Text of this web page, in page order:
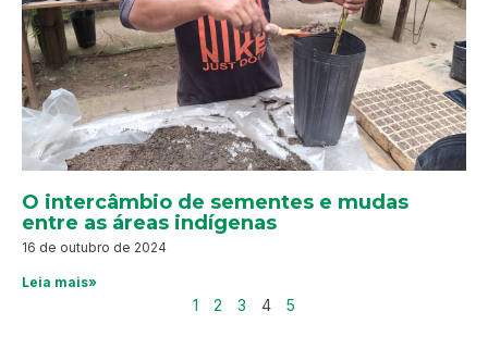
O intercâmbio de sementes e mudas
entre as áreas indígenas
16 de outubro de 2024
Leia mais»
1 2 3 4 5